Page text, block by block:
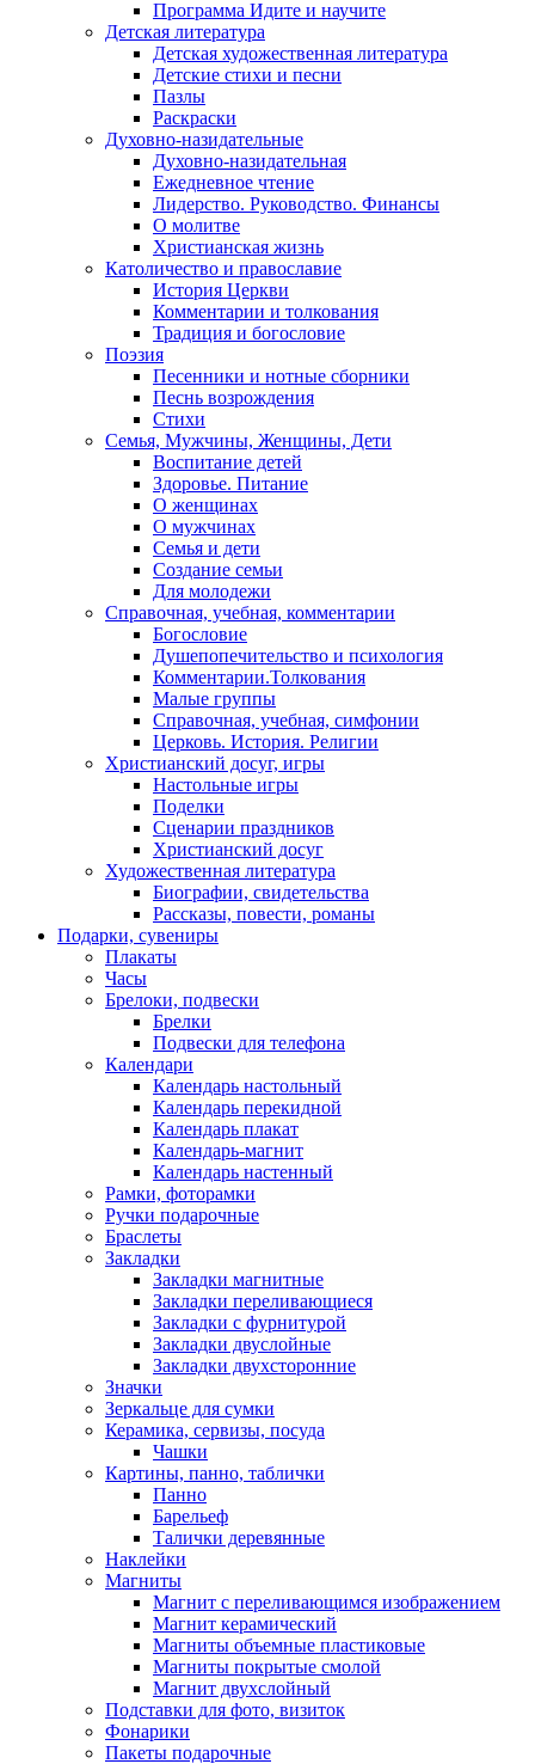
Программа Идите и научите
Детская литература
Детская художественная литература
Детские стихи и песни
Пазлы
Раскраски
Духовно-назидательные
Духовно-назидательная
Ежедневное чтение
Лидерство. Руководство. Финансы
О молитве
Христианская жизнь
Католичество и православие
История Церкви
Комментарии и толкования
Традиция и богословие
Поэзия
Песенники и нотные сборники
Песнь возрождения
Стихи
Семья, Мужчины, Женщины, Дети
Воспитание детей
Здоровье. Питание
О женщинах
О мужчинах
Семья и дети
Создание семьи
Для молодежи
Справочная, учебная, комментарии
Богословие
Душепопечительство и психология
Комментарии.Толкования
Малые группы
Справочная, учебная, симфонии
Церковь. История. Религии
Христианский досуг, игры
Настольные игры
Поделки
Сценарии праздников
Христианский досуг
Художественная литература
Биографии, свидетельства
Рассказы, повести, романы
Подарки, сувениры
Плакаты
Часы
Брелоки, подвески
Брелки
Подвески для телефона
Календари
Календарь настольный
Календарь перекидной
Календарь плакат
Календарь-магнит
Календарь настенный
Рамки, фоторамки
Ручки подарочные
Браслеты
Закладки
Закладки магнитные
Закладки переливающиеся
Закладки с фурнитурой
Закладки двуслойные
Закладки двухсторонние
Значки
Зеркальце для сумки
Керамика, сервизы, посуда
Чашки
Картины, панно, таблички
Панно
Барельеф
Талички деревянные
Наклейки
Магниты
Магнит с переливающимся изображением
Магнит керамический
Магниты объемные пластиковые
Магниты покрытые смолой
Магнит двухслойный
Подставки для фото, визиток
Фонарики
Пакеты подарочные